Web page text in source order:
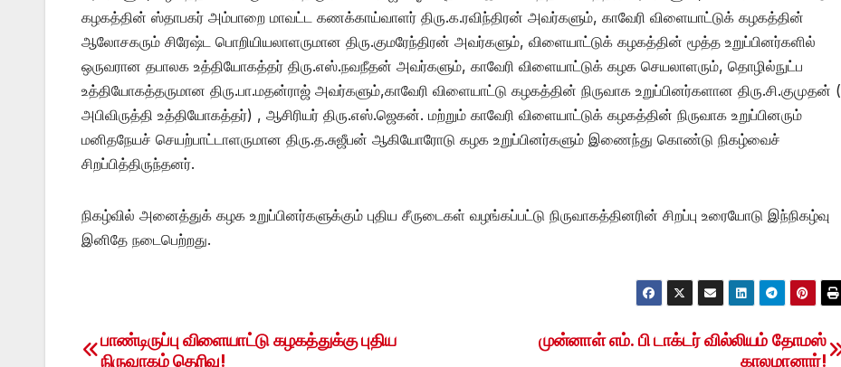
கழகத்தின் ஸ்தாபகர் அம்பாறை மாவட்ட கணக்காய்வாளர் திரு.க.ரவிந்திரன் அவர்களும், காவேரி விளையாட்டுக் கழகத்தின்
ஆலோசகரும் சிரேஷ்ட பொறியியலாளருமான திரு.குமரேந்திரன் அவர்களும், விளையாட்டுக் கழகத்தின் மூத்த உறுப்பினர்களில்
ஒருவரான தபாலக உத்தியோகத்தர் திரு.எஸ்.நவநீதன் அவர்களும், காவேரி விளையாட்டுக் கழக செயலாளரும், தொழில்நுட்ப
உத்தியோகத்தருமான திரு.பா.மதன்ராஜ் அவர்களும்,காவேரி விளையாட்டு கழகத்தின் நிருவாக உறுப்பினர்களான திரு.சி.குமுதன் (
அபிவிருத்தி உத்தியோகத்தர்) , ஆசிரியர் திரு.எஸ்.ஜெகன். மற்றும் காவேரி விளையாட்டுக் கழகத்தின் நிருவாக உறுப்பினரும்
மனிதநேயச் செயற்பாட்டாளருமான திரு.த.சுஜீபன் ஆகியோரோடு கழக உறுப்பினர்களும் இணைந்து கொண்டு நிகழ்வைச்
சிறப்பித்திருந்தனர்.
நிகழ்வில் அனைத்துக் கழக உறுப்பினர்களுக்கும் புதிய சீருடைகள் வழங்கப்பட்டு நிருவாகத்தினரின் சிறப்பு உரையோடு இந்நிகழ்வு
இனிதே நடைபெற்றது.
Post
முன்னாள் எம். பி டாக்டர் வில்லியம் தோமஸ்
காலமானார்!
பாண்டிருப்பு விளையாட்டு கழகத்துக்கு புதிய
நிருவாகம் தெரிவு!